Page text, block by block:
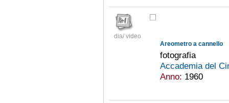
dia/ video
Areometro a cannello
fotografia
Accademia del
Anno: 1960